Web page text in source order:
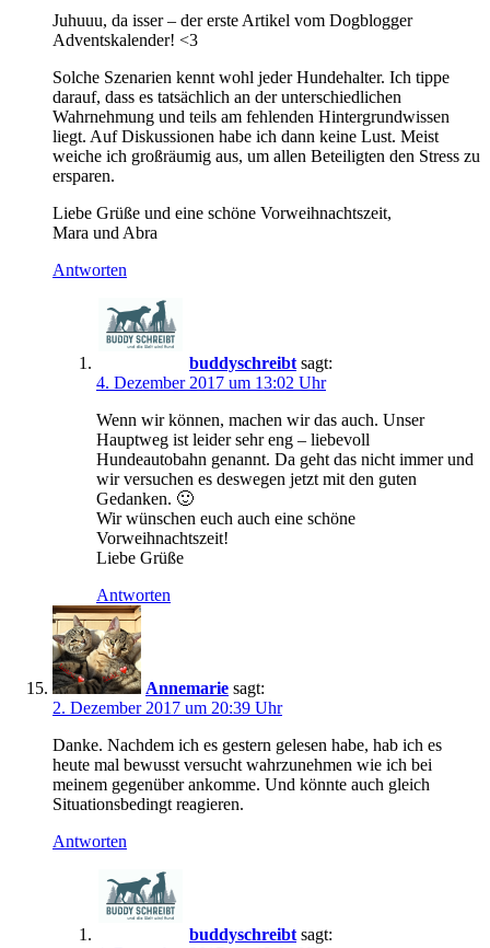
Juhuuu, da isser – der erste Artikel vom Dogblogger
Adventskalender! <3
Solche Szenarien kennt wohl jeder Hundehalter. Ich tippe
darauf, dass es tatsächlich an der unterschiedlichen
Wahrnehmung und teils am fehlenden Hintergrundwissen
liegt. Auf Diskussionen habe ich dann keine Lust. Meist
weiche ich großräumig aus, um allen Beteiligten den Stress zu
ersparen.
Liebe Grüße und eine schöne Vorweihnachtszeit,
Mara und Abra
Antworten
buddyschreibt sagt:
4. Dezember 2017 um 13:02 Uhr
Wenn wir können, machen wir das auch. Unser
Hauptweg ist leider sehr eng – liebevoll
Hundeautobahn genannt. Da geht das nicht immer und
wir versuchen es deswegen jetzt mit den guten
Gedanken. 🙂
Wir wünschen euch auch eine schöne
Vorweihnachtszeit!
Liebe Grüße
Antworten
Annemarie sagt:
2. Dezember 2017 um 20:39 Uhr
Danke. Nachdem ich es gestern gelesen habe, hab ich es
heute mal bewusst versucht wahrzunehmen wie ich bei
meinem gegenüber ankomme. Und könnte auch gleich
Situationsbedingt reagieren.
Antworten
buddyschreibt sagt: